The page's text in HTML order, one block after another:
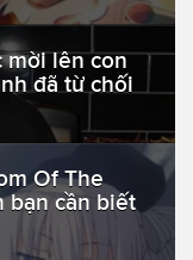
mời lên con
đã từ chối
Of The
bạn cần biết